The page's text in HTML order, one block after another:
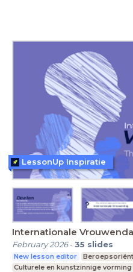
Internationale
February 2026-35 slides
New lesson editor
Culturele en kunstzinnige vorming
LessonUp Inspiratie